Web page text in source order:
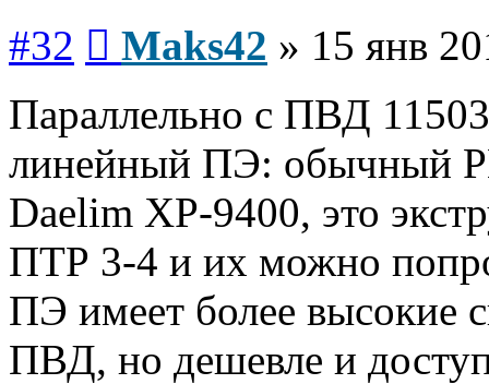
#32 Maks42 » 15 янв
Параллельно с ПВД
линейный ПЭ: обычный
Daelim XP-9400, это
ПТР 3-4 и их можно
ПЭ имеет более высокие
ПВД, но дешевле и